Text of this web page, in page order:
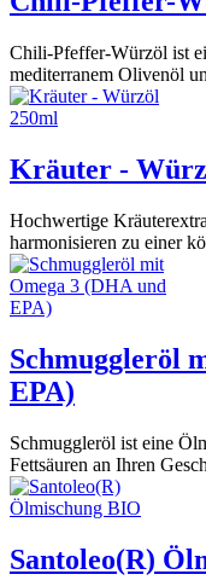
Chili-Pfeffer-Würzöl ist
mediterranem Olivenöl
Kräuter -
Hochwertige
harmonisieren zu einer
Schmuggleröl
EPA)
Schmuggleröl ist eine
Fettsäuren an Ihren
Santoleo(R)